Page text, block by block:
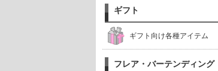
ギフト
ギフト向け各種アイテム
フレア・バーテンディング